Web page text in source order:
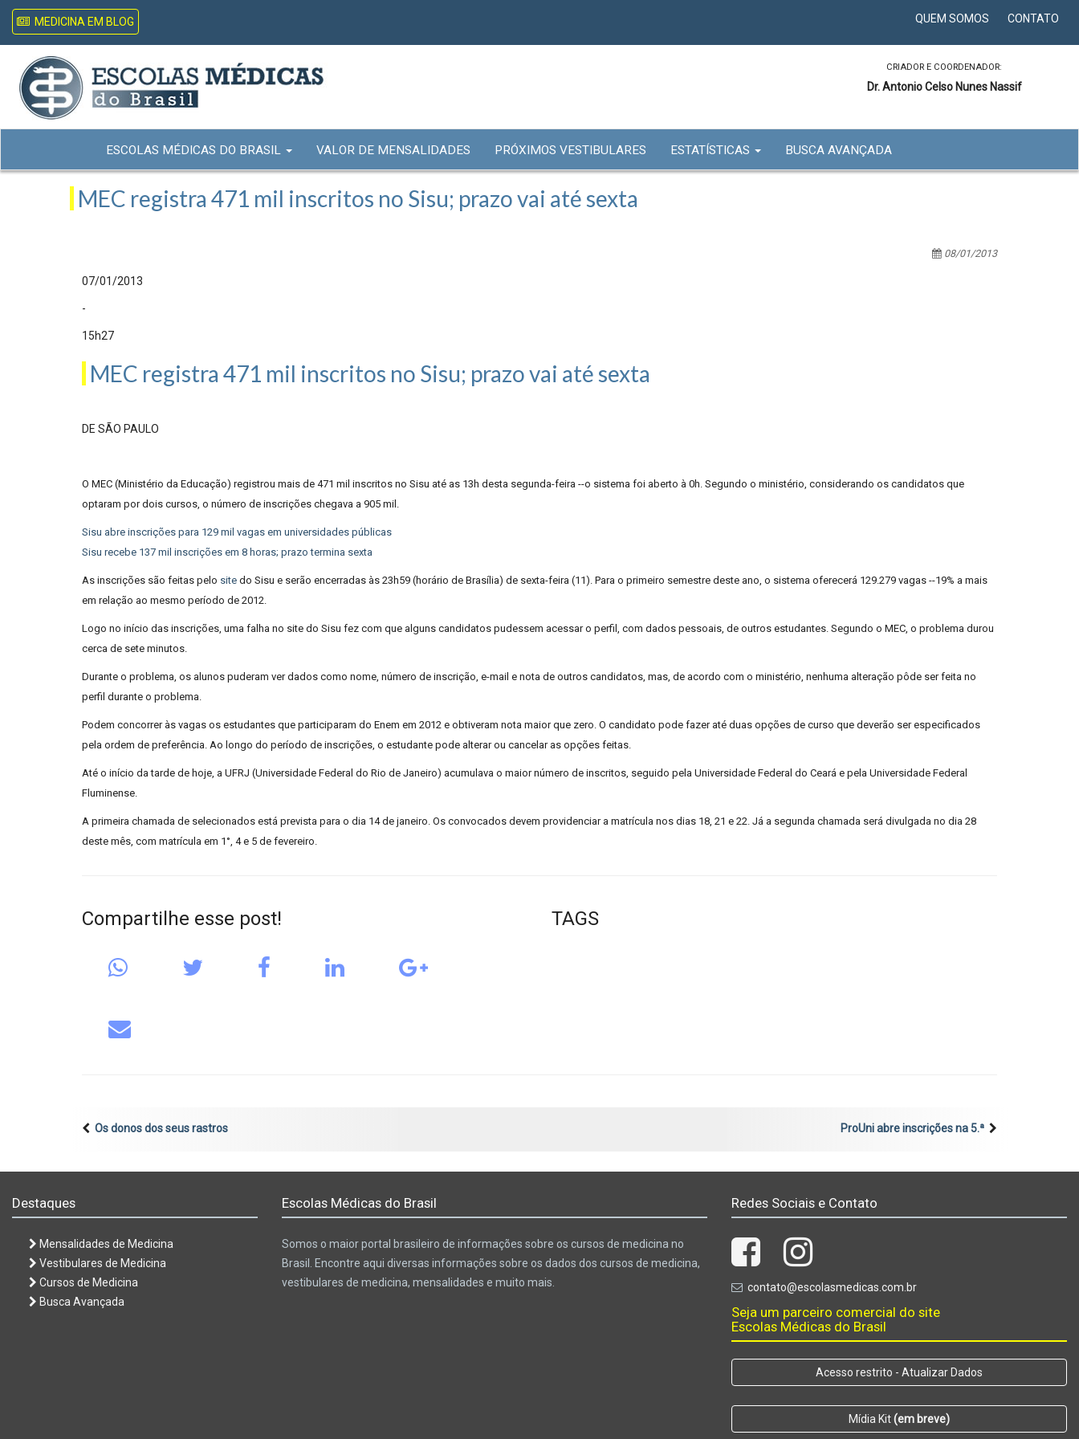
MEDICINA EM BLOG QUEM SOMOS CONTATO
CRIADOR E COORDENADOR:
Dr. Antonio Celso Nunes Nassif
ESCOLAS MÉDICAS DO BRASIL VALOR DE MENSALIDADES PRÓXIMOS VESTIBULARES ESTATÍSTICAS BUSCA AVANÇADA
MEC registra 471 mil inscritos no Sisu; prazo vai até sexta
08/01/2013
07/01/2013
-
15h27
MEC registra 471 mil inscritos no Sisu; prazo vai até sexta
DE SÃO PAULO
O MEC (Ministério da Educação) registrou mais de 471 mil inscritos no Sisu até as 13h desta segunda-feira --o sistema foi aberto à 0h. Segundo o ministério, considerando os candidatos que
optaram por dois cursos, o número de inscrições chegava a 905 mil.
Sisu abre inscrições para 129 mil vagas em universidades públicas
Sisu recebe 137 mil inscrições em 8 horas; prazo termina sexta
As inscrições são feitas pelo site do Sisu e serão encerradas às 23h59 (horário de Brasília) de sexta-feira (11). Para o primeiro semestre deste ano, o sistema oferecerá 129.279 vagas --19% a mais
em relação ao mesmo período de 2012.
Logo no início das inscrições, uma falha no site do Sisu fez com que alguns candidatos pudessem acessar o perfil, com dados pessoais, de outros estudantes. Segundo o MEC, o problema durou
cerca de sete minutos.
Durante o problema, os alunos puderam ver dados como nome, número de inscrição, e-mail e nota de outros candidatos, mas, de acordo com o ministério, nenhuma alteração pôde ser feita no
perfil durante o problema.
Podem concorrer às vagas os estudantes que participaram do Enem em 2012 e obtiveram nota maior que zero. O candidato pode fazer até duas opções de curso que deverão ser especificados
pela ordem de preferência. Ao longo do período de inscrições, o estudante pode alterar ou cancelar as opções feitas.
Até o início da tarde de hoje, a UFRJ (Universidade Federal do Rio de Janeiro) acumulava o maior número de inscritos, seguido pela Universidade Federal do Ceará e pela Universidade Federal
Fluminense.
A primeira chamada de selecionados está prevista para o dia 14 de janeiro. Os convocados devem providenciar a matrícula nos dias 18, 21 e 22. Já a segunda chamada será divulgada no dia 28
deste mês, com matrícula em 1°, 4 e 5 de fevereiro.
Compartilhe esse post! TAGS
Os donos dos seus rastros ProUni abre inscrições na 5.ª
Destaques
Mensalidades de Medicina
Vestibulares de Medicina
Cursos de Medicina
Busca Avançada
Escolas Médicas do Brasil
Somos o maior portal brasileiro de informações sobre os cursos de medicina no
Brasil. Encontre aqui diversas informações sobre os dados dos cursos de medicina,
vestibulares de medicina, mensalidades e muito mais.
Redes Sociais e Contato
contato@escolasmedicas.com.br
Seja um parceiro comercial do site
Escolas Médicas do Brasil
Acesso restrito - Atualizar Dados
Mídia Kit(em breve)